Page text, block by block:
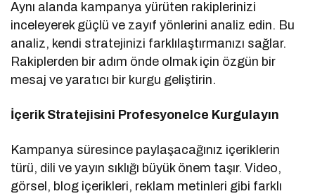
Aynı alanda kampanya yürüten rakiplerinizi
inceleyerek güçlü ve zayıf yönlerini analiz edin. Bu
analiz, kendi stratejinizi farklılaştırmanızı sağlar.
Rakiplerden bir adım önde olmak için özgün bir
mesaj ve yaratıcı bir kurgu geliştirin.
İçerik Stratejisini Profesyonelce Kurgulayın
Kampanya süresince paylaşacağınız içeriklerin
türü, dili ve yayın sıklığı büyük önem taşır. Video,
görsel, blog içerikleri, reklam metinleri gibi farklı